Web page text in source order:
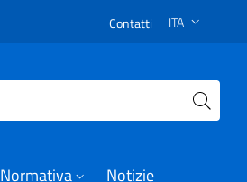
Contatti SELEZIONE
ITA
Normativa Notizie